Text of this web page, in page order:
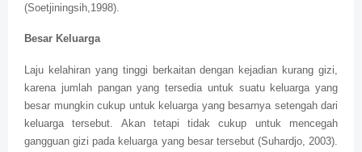
(Soetjiningsih,1998).
Besar Keluarga
Laju kelahiran yang tinggi berkaitan dengan kejadian kurang gizi,
karena jumlah pangan yang tersedia untuk suatu keluarga yang
besar mungkin cukup untuk keluarga yang besarnya setengah dari
keluarga tersebut. Akan tetapi tidak cukup untuk mencegah
gangguan gizi pada keluarga yang besar tersebut (Suhardjo, 2003).